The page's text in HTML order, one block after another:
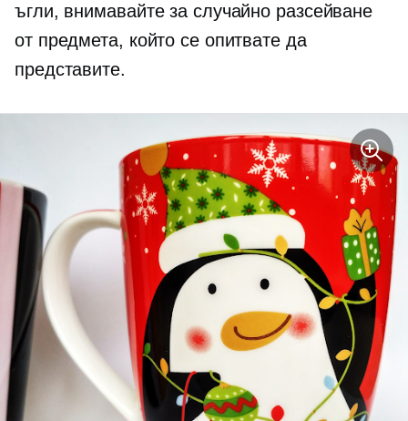
ъгли, внимавайте за случайно разсейване
от предмета, който се опитвате да
представите.